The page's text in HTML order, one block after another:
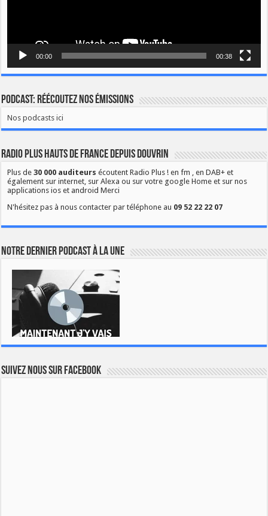
00:00 00:38
Podcast: Réécoutez nos émissions
Nos podcasts ici
Radio Plus Hauts de France depuis Douvrin
Plus de30 000 auditeurs écoutent Radio Plus ! en fm , en DAB+ et
également sur internet, sur Alexa ou sur votre google Home et sur nos
applications ios et android Merci
N'hésitez pas à nous contacter par téléphone au 09 52 22 22 07
Notre dernier podcast à la une
Suivez nous sur Facebook